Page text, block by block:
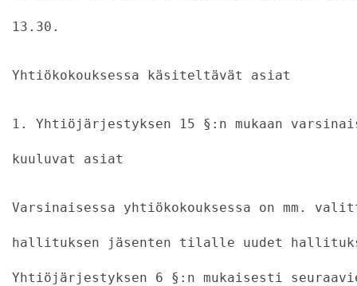
13.30.
Yhtiökokouksessa käsiteltävät asiat
1. Yhtiöjärjestyksen 15 §:n mukaan
kuuluvat asiat
Varsinaisessa yhtiökokouksessa on mm.
hallituksen jäsenten tilalle uudet
Yhtiöjärjestyksen 6 §:n mukaisesti